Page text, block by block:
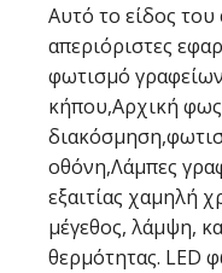
Αυτό το είδος
απεριόριστες
φωτισμό
κήπου,Αρχική
οθόνη,Λάμπες
εξαιτίας χαμηλή
μέγεθος, λάμψη,
θερμότητας. LED